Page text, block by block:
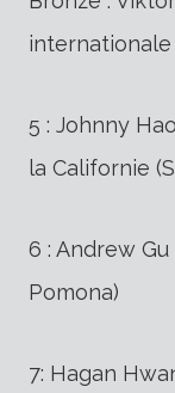
internationale
5 : Johnny
la Californie
6 : Andrew Gu
Pomona)
7: Hagan